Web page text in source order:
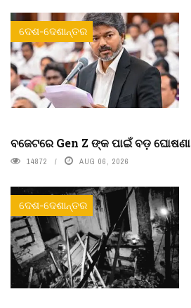
ଦେଶ-ଦେଶାନ୍ତର
ବଜେଟରେ Gen Z ଙ୍କ ପାଇଁ ବଡ଼ ଘୋଷଣା
14872 AUG 06, 2026
ଦେଶ-ଦେଶାନ୍ତର